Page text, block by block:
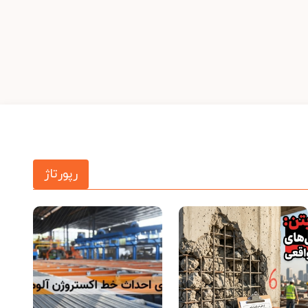
رپورتاژ